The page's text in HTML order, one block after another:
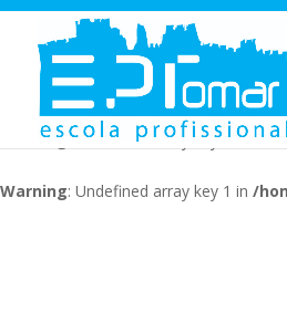
Warning: Undefined array key 1 in/
Warning: Undefined array key 1 in/
Warning : Undefined array key 1 in /
Warning: Undefined array key 1 in /